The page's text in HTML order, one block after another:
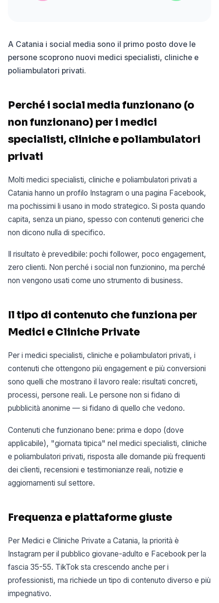
A Catania i social media sono il primo posto dove le
persone scoprono nuovi medici specialisti, cliniche e
poliambulatori privati.
Perché i social media funzionano (o
non funzionano) per i medici
specialisti, cliniche e poliambulatori
privati
Molti medici specialisti, cliniche e poliambulatori privati a
Catania hanno un profilo Instagram o una pagina Facebook,
ma pochissimi li usano in modo strategico. Si posta quando
capita, senza un piano, spesso con contenuti generici che
non dicono nulla di specifico.
Il risultato è prevedibile: pochi follower, poco engagement,
zero clienti. Non perché i social non funzionino, ma perché
non vengono usati come uno strumento di business.
Il tipo di contenuto che funziona per
Medici e Cliniche Private
Per i medici specialisti, cliniche e poliambulatori privati, i
contenuti che ottengono più engagement e più conversioni
sono quelli che mostrano il lavoro reale: risultati concreti,
processi, persone reali. Le persone non si fidano di
pubblicità anonime — si fidano di quello che vedono.
Contenuti che funzionano bene: prima e dopo (dove
applicabile), "giornata tipica" nel medici specialisti, cliniche
e poliambulatori privati, risposta alle domande più frequenti
dei clienti, recensioni e testimonianze reali, notizie e
aggiornamenti sul settore.
Frequenza e piattaforme giuste
Per Medici e Cliniche Private a Catania, la priorità è
Instagram per il pubblico giovane-adulto e Facebook per la
fascia 35-55. TikTok sta crescendo anche per i
professionisti, ma richiede un tipo di contenuto diverso e più
impegnativo.